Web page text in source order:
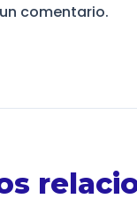
comentario.